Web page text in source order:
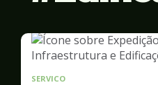
SERVICO